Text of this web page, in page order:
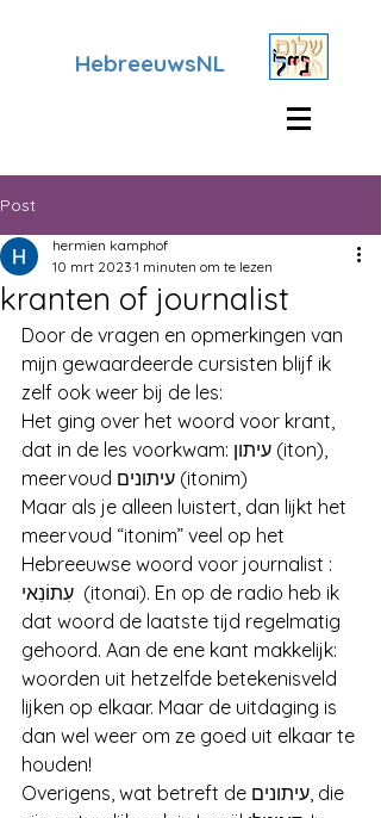
HebreeuwsNL
Post
kranten of journalist
hermien kamphof
10 mrt 2023 1 minuten om te lezen
Door de vragen en opmerkingen van
mijn gewaardeerde cursisten blijf ik
zelf ook weer bij de les:
Het ging over het woord voor krant,
dat in de les voorkwam: עיתון (iton),
meervoud עיתונים (itonim)
Maar als je alleen luistert, dan lijkt het
meervoud “itonim” veel op het
Hebreeuwse woord voor journalist :
עִתוֹנִאי  (itonai). En op de radio heb ik
dat woord de laatste tijd regelmatig
gehoord. Aan de ene kant makkelijk:
woorden uit hetzelfde betekenisveld
lijken op elkaar. Maar de uitdaging is
dan wel weer om ze goed uit elkaar te
houden!
Overigens, wat betreft de עיתונים, die